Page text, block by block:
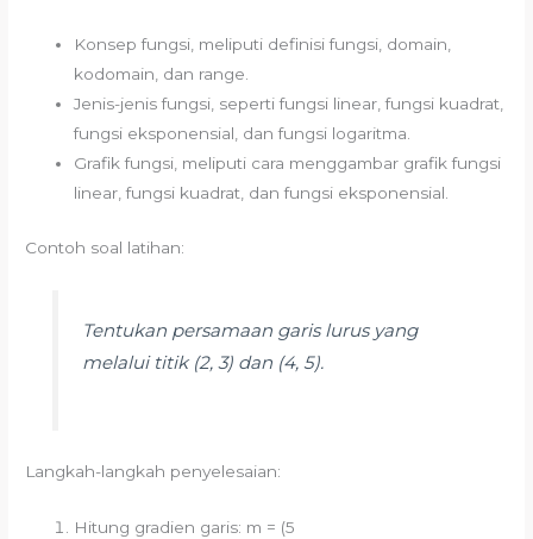
Konsep fungsi, meliputi definisi fungsi, domain,
kodomain, dan range.
Jenis-jenis fungsi, seperti fungsi linear, fungsi kuadrat,
fungsi eksponensial, dan fungsi logaritma.
Grafik fungsi, meliputi cara menggambar grafik fungsi
linear, fungsi kuadrat, dan fungsi eksponensial.
Contoh soal latihan:
Tentukan persamaan garis lurus yang
melalui titik (2, 3) dan (4, 5).
Langkah-langkah penyelesaian:
Hitung gradien garis: m = (5